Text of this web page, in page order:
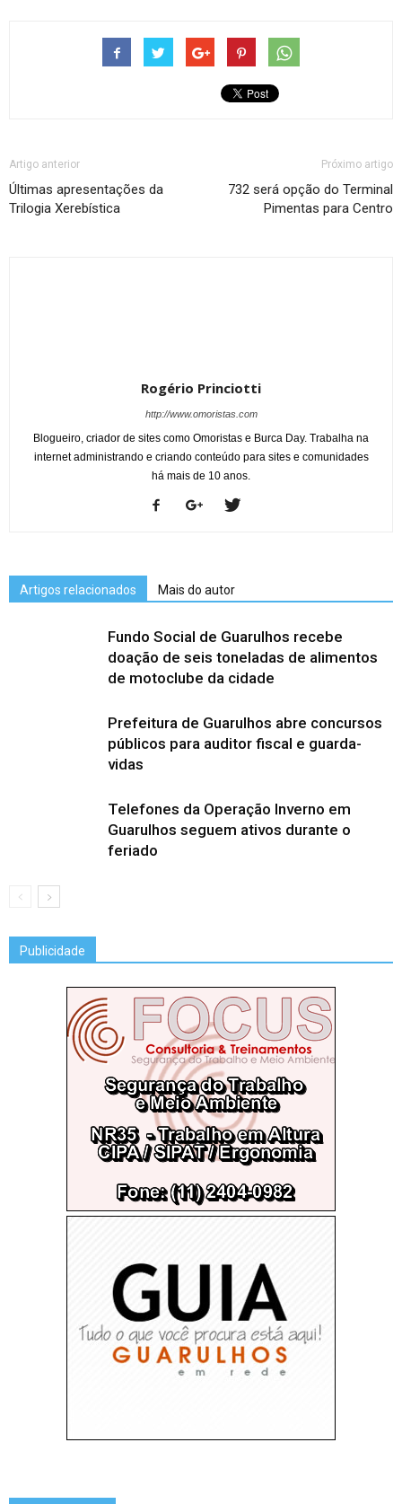
Artigo anterior
Últimas apresentações da
Trilogia Xerebística
Próximo artigo
732 será opção do Terminal
Pimentas para Centro
Rogério Princiotti
http://www.omoristas.com
Blogueiro, criador de sites como Omoristas e Burca Day. Trabalha na
internet administrando e criando conteúdo para sites e comunidades
há mais de 10 anos.
Artigos relacionados Mais do autor
Fundo Social de Guarulhos recebe
doação de seis toneladas de alimentos
de motoclube da cidade
Prefeitura de Guarulhos abre concursos
públicos para auditor fiscal e guarda-
vidas
Telefones da Operação Inverno em
Guarulhos seguem ativos durante o
feriado
Publicidade